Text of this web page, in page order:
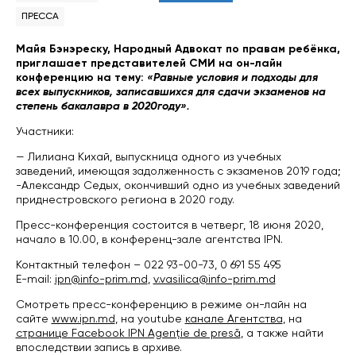
ПРЕССА
Майя Бэнэреску, Народный Адвокат по правам ребёнка,
приглашает представителей СМИ на он-лайн
конференцию на тему: «Равные условия и подходы для
всех выпускников, записавшихся для сдачи экзаменов на
степень бакалавра в 2020году».
Участники:
— Лилиана Кихай, выпускница одного из учебных
заведений, имеющая задолженность с экзаменов 2019 года;
-Александр Седых, окончивший одно из учебных заведений
приднестровского региона в 2020 году.
Пресс-конференция состоится в четверг, 18 июня 2020,
начало в 10.00, в конференц-зале агентства IPN.
Контактный телефон – 022 93-00-73, 0 691 55 495
E-mail: ipn@info-prim.md , v.vasilica@info-prim.md
Смотреть пресс-конференцию в режиме он-лайн на
сайте www.ipn.md , на youtube канале Агентства, на
странице Facebook IPN Agenție de presă, а также найти
впоследствии запись в архиве.